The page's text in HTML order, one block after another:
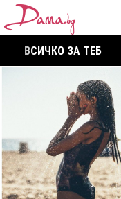
ВСИЧКО ЗА ТЕБ